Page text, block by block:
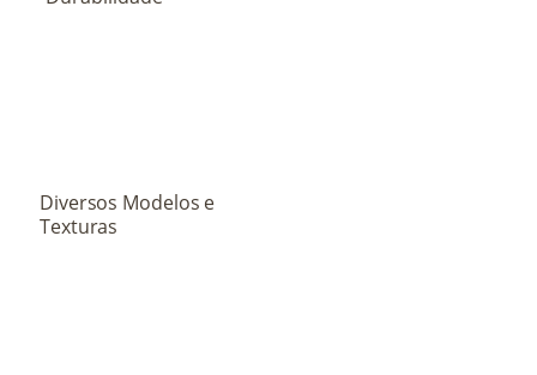
Diversos Modelos e
Texturas